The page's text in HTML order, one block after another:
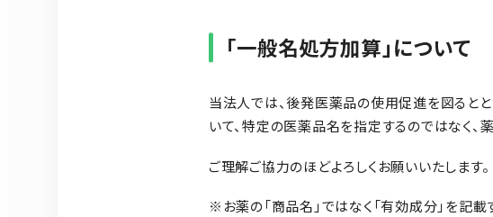
「一般名処方加算」について
当法人では、後発医薬品の使用促進を図ると
いて、特定の医薬品名を指定するのではなく
ご理解ご協力のほどよろしくお願いいたします。
※お薬の「商品名」ではなく「有効成分」を記